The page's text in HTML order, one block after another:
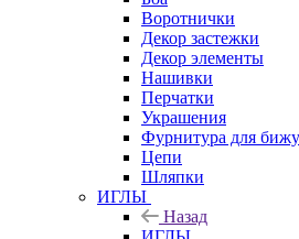
Воротнички
Декор застежки
Декор элементы
Нашивки
Перчатки
Украшения
Фурнитура для
Цепи
Шляпки
ИГЛЫ
Назад